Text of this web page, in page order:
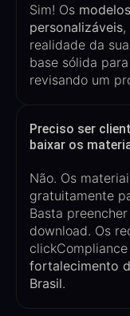
Sim! Os
personalizáveis
realidade da
base sólida
revisando um
Preciso ser
baixar os
Não. Os
gratuitamente
Basta
download. Os
clickCompliance
fortalecimento
Brasil.